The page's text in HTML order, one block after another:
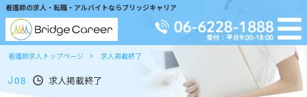
看護師の求人・転職・アルバイトならブリッジキャリア
看護師求人トップページ 求人掲載終了
求人掲載終了